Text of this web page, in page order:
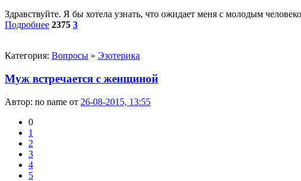
Здравствуйте. Я бы хотела узнать, что ожидает меня с молодым
Подробнее 2375 3
Категория: Вопросы » Эзотерика
Муж встречается с женщиной
Автор: no name от 26-08-2015, 13:55
0
1
2
3
4
5